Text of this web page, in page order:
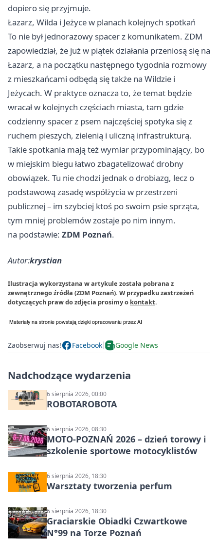
dopiero się przyjmuje.
Łazarz, Wilda i Jeżyce w planach kolejnych spotkań
To nie był jednorazowy spacer z komunikatem. ZDM
zapowiedział, że już w piątek działania przeniosą się na
Łazarz, a na początku następnego tygodnia rozmowy
z mieszkańcami odbędą się także na Wildzie i
Jeżycach. W praktyce oznacza to, że temat będzie
wracał w kolejnych częściach miasta, tam gdzie
codzienny spacer z psem najczęściej spotyka się z
ruchem pieszych, zielenią i uliczną infrastrukturą.
Takie spotkania mają też wymiar przypominający, bo
w miejskim biegu łatwo zbagatelizować drobny
obowiązek. Tu nie chodzi jednak o drobiazg, lecz o
podstawową zasadę współżycia w przestrzeni
publicznej – im szybciej ktoś po swoim psie sprząta,
tym mniej problemów zostaje po nim innym.
na podstawie: ZDM Poznań.
Autor:krystian
Ilustracja wykorzystana w artykule została pobrana z
zewnętrznego źródła (ZDM Poznań). W przypadku zastrzeżeń
dotyczących praw do zdjęcia prosimy o kontakt.
Zaobserwuj nas! Facebook Google News
Nadchodzące wydarzenia
6 sierpnia 2026, 00:00
ROBOTAROBOTA
6 sierpnia 2026, 08:30
MOTO-POZNAŃ 2026 – dzień torowy i
szkolenie sportowe motocyklistów
6 sierpnia 2026, 18:30
Warsztaty tworzenia perfum
6 sierpnia 2026, 18:30
Graciarskie Obiadki Czwartkowe
N°99 na Torze Poznań